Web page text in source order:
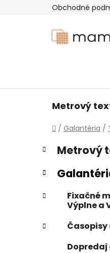
Obchodné
Metrový
Domov
/ Galantéria /
B
o
č
ý
a
Preskočiť
kategórie
K
a
t
e
ó
i
e
Metrový
Fixačné
Výplne a